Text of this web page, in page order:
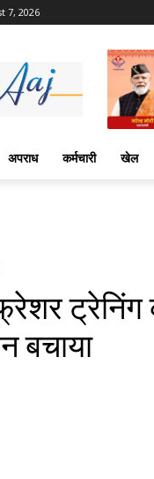
7, 2026
अपराध कर्मचारी खेल
बचाया